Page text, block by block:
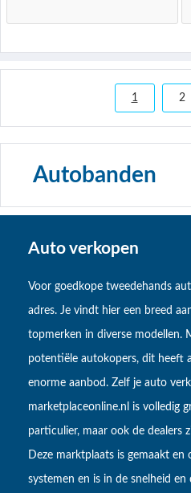
1 2
Autobanden
Auto verkopen
Voor goedkope tweedehands
adres. Je vindt hier een breed
topmerken in diverse modellen.
potentiële autokopers, dit heeft
enorme aanbod. Zelf je auto
marketplaceonline.nl is volledig
particulier, maar ook de dealers
Deze marktplaats is gemaakt
systemen en is in de snelheid en